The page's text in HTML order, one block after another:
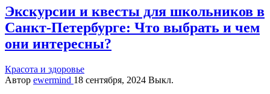
Экскурсии и квесты для школьников в
Санкт-Петербурге: Что выбрать и чем
они интересны?
Красота и здоровье
Автор ewermind 18 сентября, 2024 Выкл.